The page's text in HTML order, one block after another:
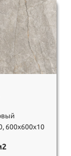
600х600х10